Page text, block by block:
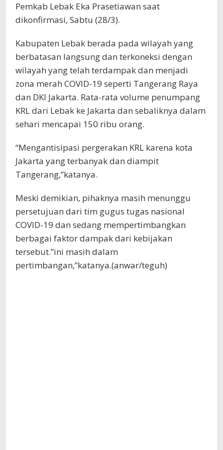
Pemkab Lebak Eka Prasetiawan saat
dikonfirmasi, Sabtu (28/3).
Kabupaten Lebak berada pada wilayah yang
berbatasan langsung dan terkoneksi dengan
wilayah yang telah terdampak dan menjadi
zona merah COVID-19 seperti Tangerang Raya
dan DKI Jakarta. Rata-rata volume penumpang
KRL dari Lebak ke Jakarta dan sebaliknya dalam
sehari mencapai 150 ribu orang.
“Mengantisipasi pergerakan KRL karena kota
Jakarta yang terbanyak dan diampit
Tangerang,”katanya.
Meski demikian, pihaknya masih menunggu
persetujuan dari tim gugus tugas nasional
COVID-19 dan sedang mempertimbangkan
berbagai faktor dampak dari kebijakan
tersebut.”ini masih dalam
pertimbangan,”katanya.(anwar/teguh)